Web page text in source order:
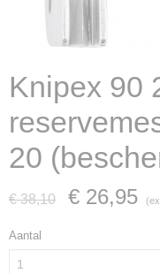
Knipex 90
20
€ 38,10 € 26,95
Aantal